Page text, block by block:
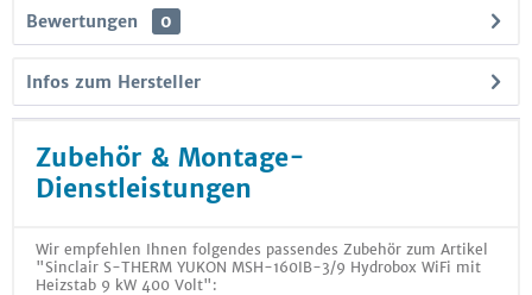
Bewertungen 0
Infos zum Hersteller
Zubehör & Montage-
Dienstleistungen
Wir empfehlen Ihnen folgendes passendes Zubehör zum Artikel
"Sinclair S-THERM YUKON MSH-160IB-3/9 Hydrobox WiFi mit
Heizstab 9 kW 400 Volt":